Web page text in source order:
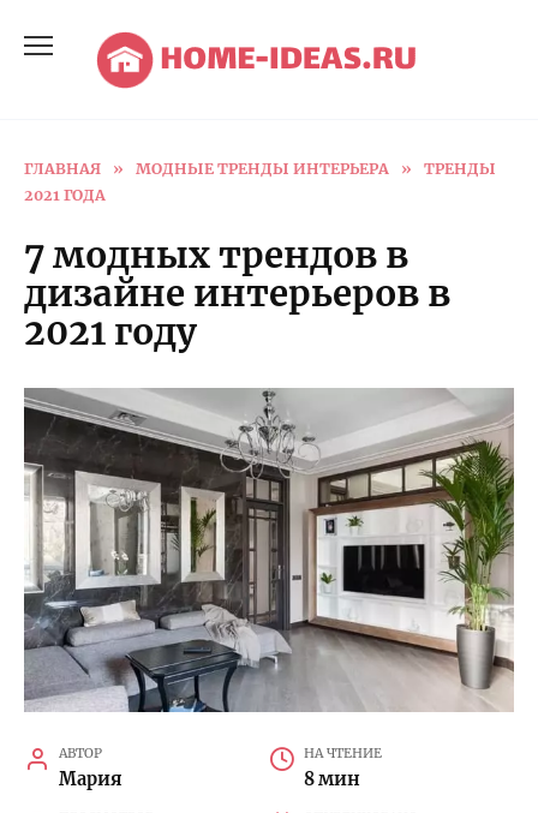
содержанию
ГЛАВНАЯ » МОДНЫЕ ТРЕНДЫ ИНТЕРЬЕРА »
ТРЕНДЫ
2021 ГОДА
7 модных трендов в
дизайне интерьеров в
2021 году
АВТОР
Мария
НА ЧТЕНИЕ
8 мин